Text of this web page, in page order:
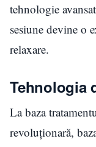
tehnologie
sesiune devine o
relaxare.
Tehnologia
La baza
revoluționară,